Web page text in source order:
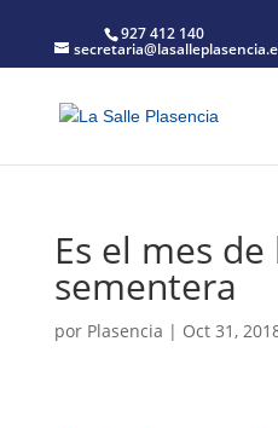
927 412 140
Es el mes de
sementera
por Plasencia | Oct 31,